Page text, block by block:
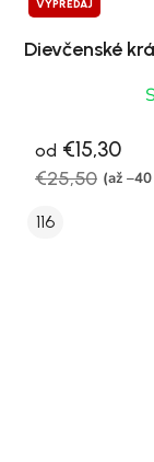
VÝPREDAJ
Dievčenské
od €15,30
€25,50 (až
116